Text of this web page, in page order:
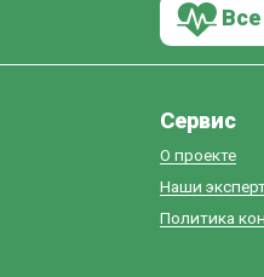
Сервис
О проекте
Наши
Политика